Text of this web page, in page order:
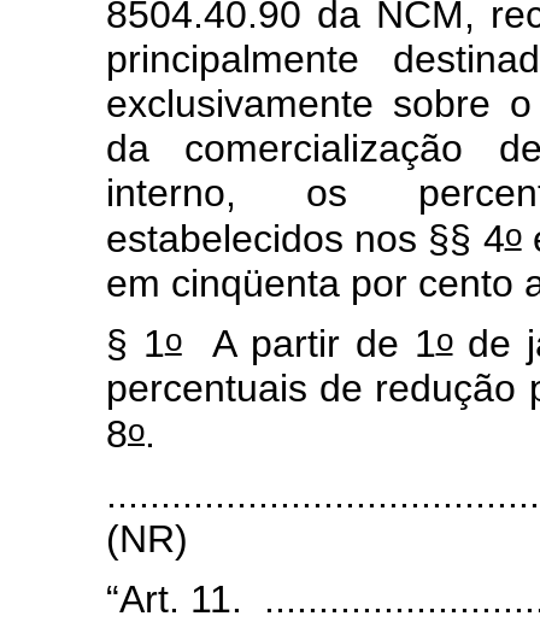
8504.40.90 da NCM,
principalmente
exclusivamente sobre
da comercialização
interno, os
estabelecidos nos §§ 4o
em cinqüenta por cento
§ 1oA partir de 1ode
percentuais de redução
8o.
(NR)
“Art. 11.